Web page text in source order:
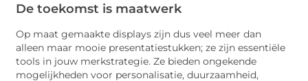
De toekomst is maatwerk
Op maat gemaakte displays zijn dus veel meer dan
alleen maar mooie presentatiestukken; ze zijn essentiële
tools in jouw merkstrategie. Ze bieden ongekende
mogelijkheden voor personalisatie, duurzaamheid,